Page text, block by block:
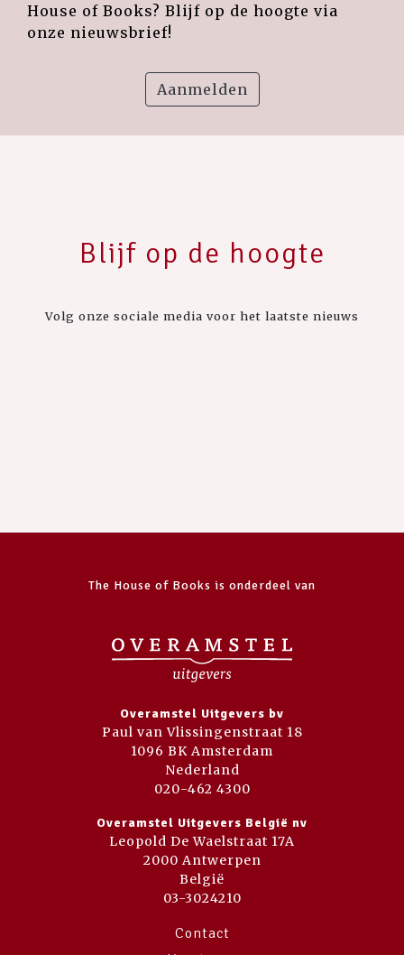
House of Books? Blijf op de hoogte via
onze nieuwsbrief!
Aanmelden
Blijf op de hoogte
Volg onze sociale media voor het laatste nieuws
The House of Books is onderdeel van
Overamstel Uitgevers bv
Paul van Vlissingenstraat 18
1096 BK Amsterdam
Nederland
020-462 4300
Overamstel Uitgevers België nv
Leopold De Waelstraat 17A
2000 Antwerpen
België
03-3024210
Contact